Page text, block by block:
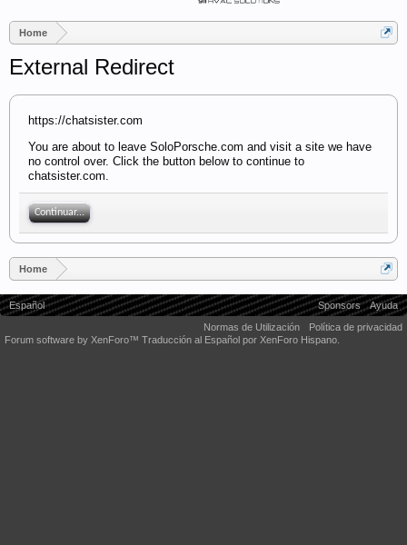
Home
External Redirect
https://chatsister.com
You are about to leave SoloPorsche.com and visit a site we have
no control over. Click the button below to continue to
chatsister.com.
Continuar...
Home
Español Sponsors
Ayuda
Normas de Utilización
Política de privacidad
Forum software by XenForo™ Traducción al Español por XenForo Hispano.